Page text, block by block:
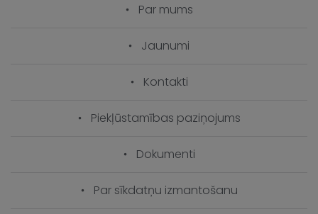
Par mums
Jaunumi
Kontakti
Piekļūstamības paziņojums
Dokumenti
Par sīkdatņu izmantošanu